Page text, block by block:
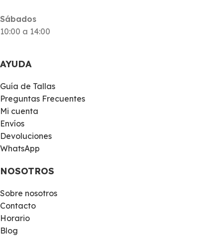
Sábados
10:00 a 14:00
AYUDA
Guía de Tallas
Preguntas Frecuentes
Mi cuenta
Envíos
Devoluciones
WhatsApp
NOSOTROS
Sobre nosotros
Contacto
Horario
Blog